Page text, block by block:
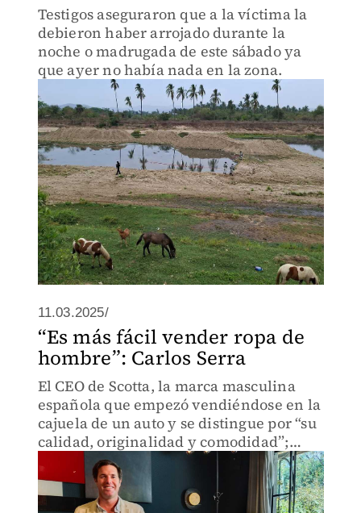
Testigos aseguraron que a la víctima la
debieron haber arrojado durante la
noche o madrugada de este sábado ya
que ayer no había nada en la zona.
11.03.2025/
“Es más fácil vender ropa de
hombre”: Carlos Serra
El CEO de Scotta, la marca masculina
española que empezó vendiéndose en la
cajuela de un auto y se distingue por “su
calidad, originalidad y comodidad”;
busca marcar tendencia en México